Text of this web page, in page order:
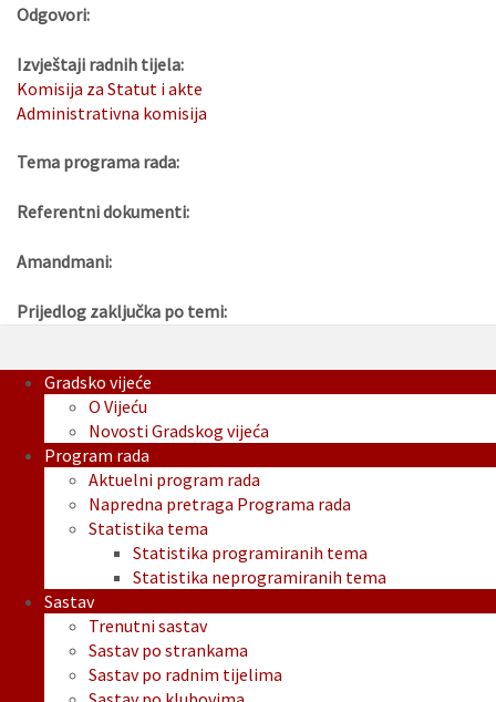
Odgovori:
Izvještaji radnih tijela:
Komisija za Statut i akte
Administrativna komisija
Tema programa rada:
Referentni dokumenti:
Amandmani:
Prijedlog zaključka po temi:
Gradsko vijeće
O Vijeću
Novosti Gradskog vijeća
Program rada
Aktuelni program rada
Napredna pretraga Programa rada
Statistika tema
Statistika programiranih tema
Statistika neprogramiranih tema
Sastav
Trenutni sastav
Sastav po strankama
Sastav po radnim tijelima